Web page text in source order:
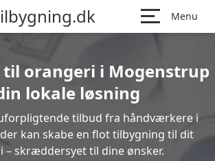
Menu
orangeri i Mogenstrup
lokale løsning
tilbud fra håndværkere i
kan skabe en flot tilbygning til dit
– skræddersyet til dine ønsker.